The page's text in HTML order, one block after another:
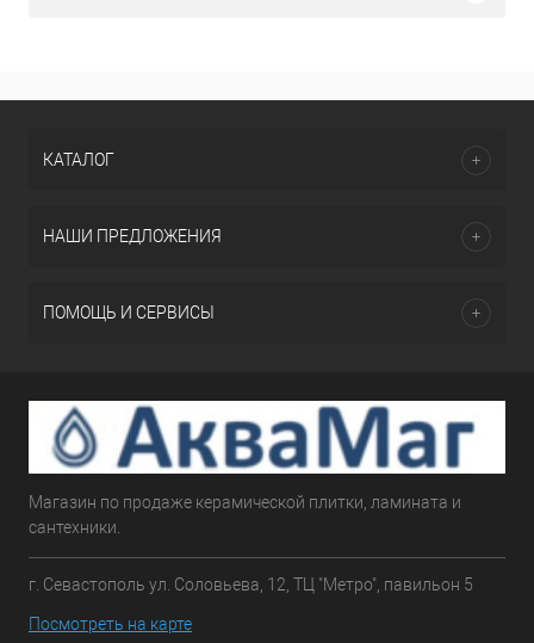
КАТАЛОГ
НАШИ ПРЕДЛОЖЕНИЯ
ПОМОЩЬ И СЕРВИСЫ
Магазин по продаже керамической плитки, ламината и
сантехники.
г. Севастополь ул. Соловьева, 12, ТЦ "Метро", павильон 5
Посмотреть на карте